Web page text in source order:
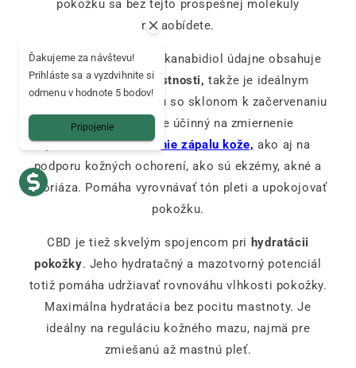
pokožku sa bez tejto prospešnej molekuly
nezaobídete.
To však nie je všetko: kanabidiol údajne obsahuje
ajprotizápalové vlastnosti, takže je ideálnym
spojencom pre pokožku so sklonom k začervenaniu
alebo citlivosti. Je účinný na zmiernenie
podráždenia azníženie zápalu kože, ako aj na
podporu kožných ochorení, ako sú ekzémy, akné a
psoriáza. Pomáha vyrovnávať tón pleti a upokojovať
pokožku.
CBD je tiež skvelým spojencom pri hydratácii
pokožky. Jeho hydratačný a mazotvorný potenciál
totiž pomáha udržiavať rovnováhu vlhkosti pokožky.
Maximálna hydratácia bez pocitu mastnoty. Je
ideálny na reguláciu kožného mazu, najmä pre
zmiešanú až mastnú pleť.
Ďakujeme za návštevu!
Prihláste sa a vyzdvihnite si
odmenu v hodnote 5 bodov!
Pripojenie